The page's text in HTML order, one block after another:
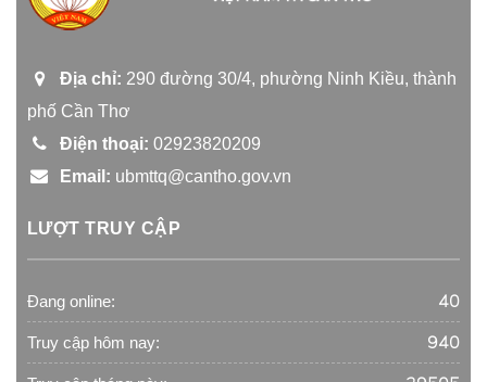
Địa chỉ: 290 đường 30/4, phường Ninh Kiều, thành
phố Cần Thơ
Điện thoại: 02923820209
Email: ubmttq@cantho.gov.vn
LƯỢT TRUY CẬP
Đang online: 40
Truy cập hôm nay: 940